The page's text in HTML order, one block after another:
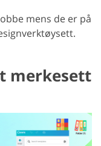
mens de er på
merkesett